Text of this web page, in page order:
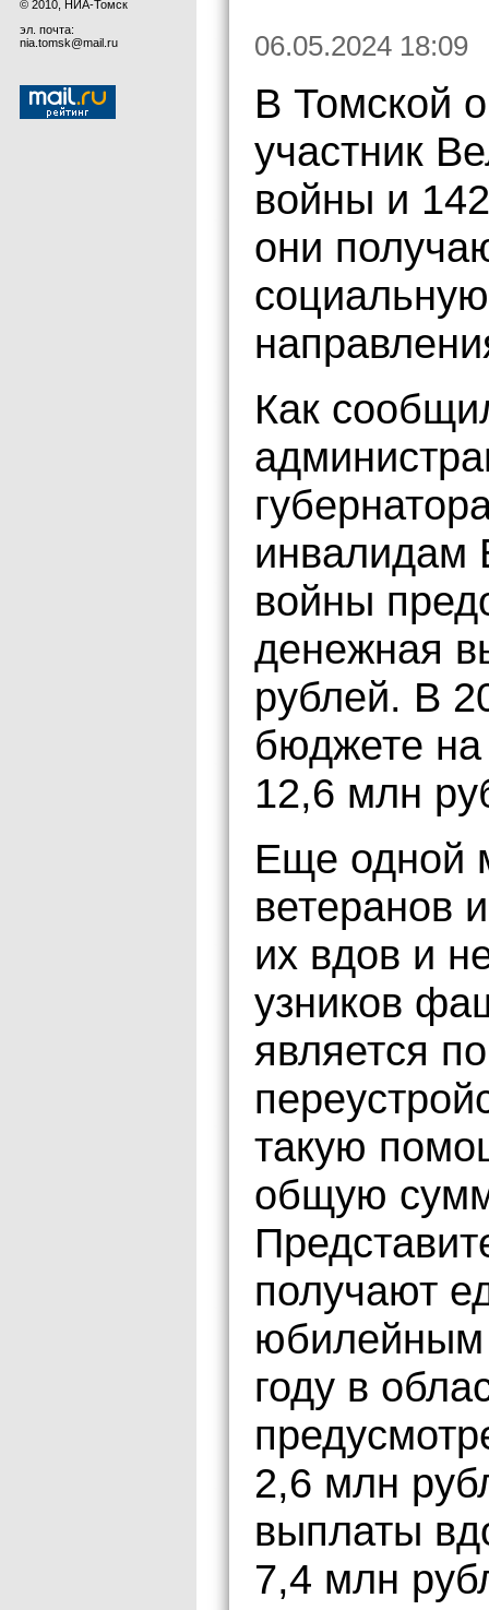
© 2010, НИА-Томск
эл. почта:
nia.tomsk@mail.ru
06.05.2024 18:09
В Томской
участник
войны и
они
Как
инвалидам
войны
денежная
рублей. В
бюджете на
12,6 млн
Еще одной
ветеранов
их вдов и
узников
является
такую
общую
получают
юбилейным
году в
2,6 млн
выплаты
7,4 млн